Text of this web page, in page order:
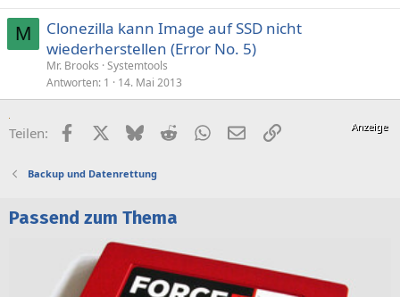
M
Clonezilla kann Image auf SSD nicht
wiederherstellen (Error No. 5)
Mr. Brooks Systemtools
Antworten 1 14. Mai 2013
Teilen: FacebookX (Twitter)
BlueskyRedditWhatsApp
E-MailLink
Backup und Datenrettung
Passend zum Thema